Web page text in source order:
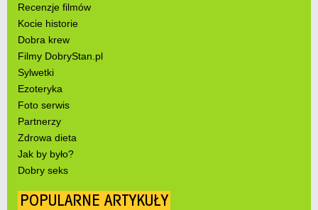
Recenzje filmów
Kocie historie
Dobra krew
Filmy DobryStan.pl
Sylwetki
Ezoteryka
Foto serwis
Partnerzy
Zdrowa dieta
Jak by było?
Dobry seks
POPULARNE ARTYKUŁY